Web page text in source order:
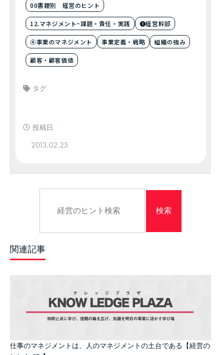
00書籍別 経営のヒント
12.マネジメント~課題・責任・実践 ❶経営幹部
④事業のマネジメント 事業定義・戦略 組織の強み
顧客・顧客価値
タグ
投稿日
2013.02.25
関連記事
仕事のマネジメントは、人のマネジメントの土台である【経営の